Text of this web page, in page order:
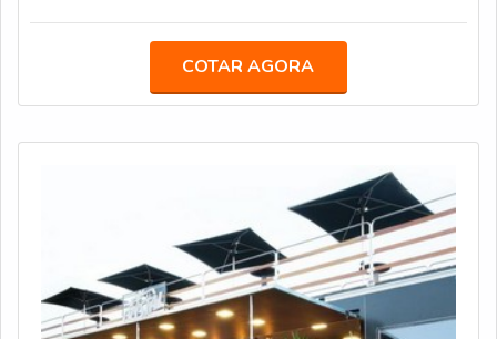
realizações desses serviços. É muito importante que o
para que acidentes não ocorram com os profissionais
que realizaram o trabalho. Fundamental que o cesto seja
COTAR AGORA